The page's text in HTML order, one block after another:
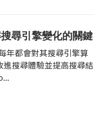
尋引擎變化的關鍵
年都會對其搜尋引擎算
搜尋體驗並提高搜尋結